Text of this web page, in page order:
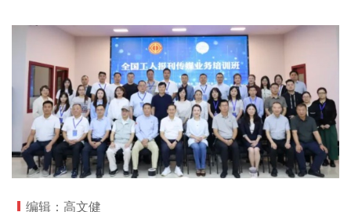
编辑：高文健